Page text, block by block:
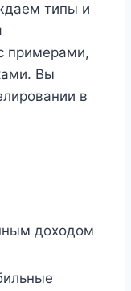
типы и
примерами,
Вы
в
доходом